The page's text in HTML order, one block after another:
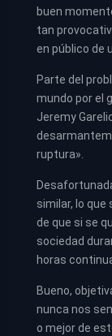
buen
tan
en público de
Parte del
mundo por el
Jeremy
ruptura».
similar, lo que
de que si se
sociedad
horas
Bueno,
nunca nos
o mejor de